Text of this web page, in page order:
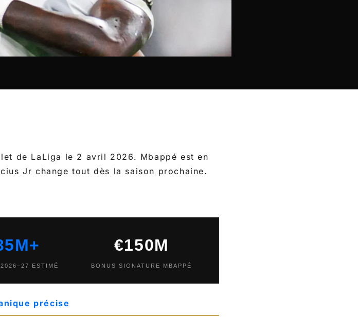
de LaLiga le 2 avril 2026. Mbappé est en
Jr change tout dès la saison prochaine.
ESTIMÉ
€150M
BONUS SIGNATURE MBAPPÉ
précise